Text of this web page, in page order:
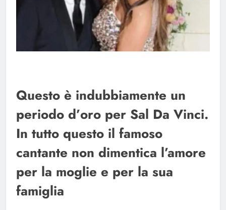
Questo è indubbiamente un
periodo d’oro per Sal Da Vinci.
In tutto questo il famoso
cantante non dimentica l’amore
per la moglie e per la sua
famiglia